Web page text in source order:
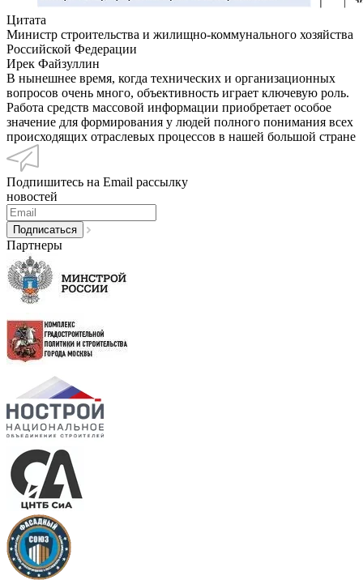
Цитата
Министр строительства и жилищно-коммунального хозяйства
Российской Федерации
Ирек Файзуллин
В нынешнее время, когда технических и организационных
вопросов очень много, объективность играет ключевую роль.
Работа средств массовой информации приобретает особое
значение для формирования у людей полного понимания всех
происходящих отраслевых процессов в нашей большой стране
Подпишитесь на Email рассылку
новостей
Партнеры